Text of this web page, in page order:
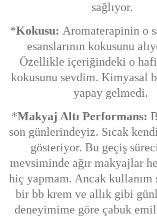
sağlıyor.
*Kokusu: Aromaterapinin o
esanslarının kokusunu
Özellikle içeriğindeki o
kokusunu sevdim. Kimyasal
yapay gelmedi.
*Makyaj Altı Performans:
son günlerindeyiz. Sıcak
gösteriyor. Bu geçiş
mevsiminde ağır makyajlar
hiç yapmam. Ancak kullanım
bir bb krem ve allık gibi
deneyimime göre çabuk